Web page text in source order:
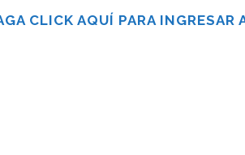
CLICK AQUÍ PARA INGRESAR